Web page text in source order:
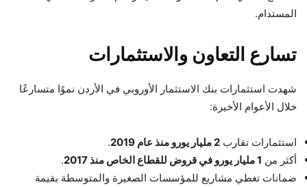
المستدام.
تسارع التعاون والاستثمارات
شهدت استثمارات بنك الاستثمار الأوروبي في الأردن نموًا متسارعًا
خلال الأعوام الأخيرة:
استثمارات تقارب 2 مليار يورو منذ عام 2019
.
أكثر من 1 مليار يورو في قروض للقطاع الخاص منذ 2017
.
ضمانات تغطي مشاريع للمؤسسات الصغيرة والمتوسطة بقيمة